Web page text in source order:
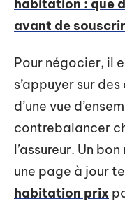
habitation : que
avant de
Pour négocier, il
s’appuyer sur
d’une vue
contrebalancer
l’assureur. Un
une page à jour
habitation prix